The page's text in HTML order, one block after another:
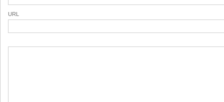
URL